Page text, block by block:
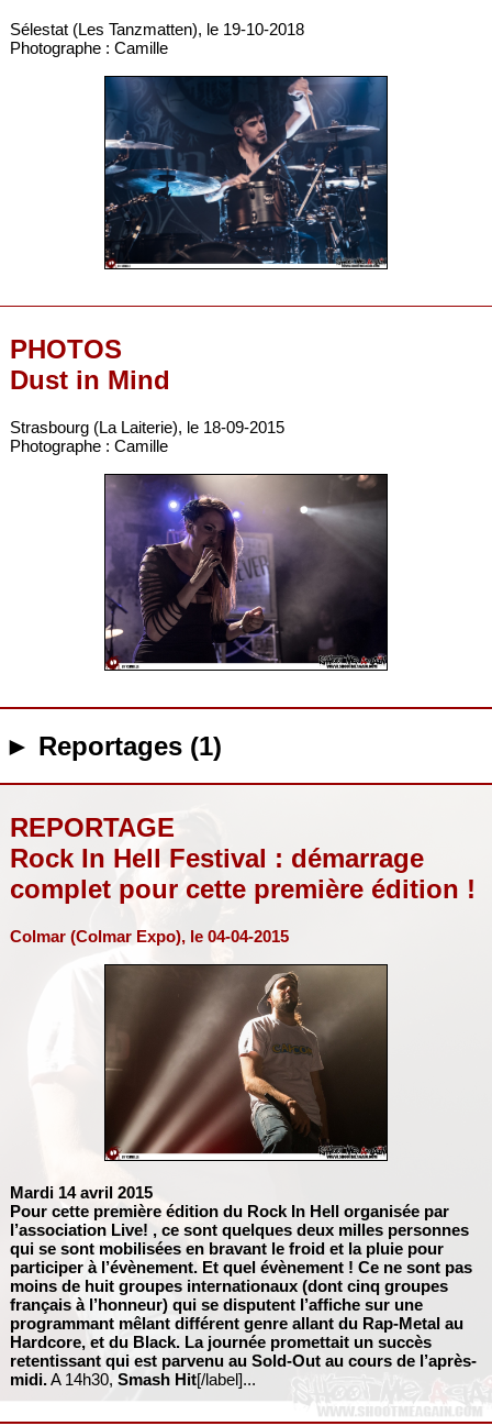
Sélestat (Les Tanzmatten), le 19-10-2018
Photographe : Camille
PHOTOS
Dust in Mind
Strasbourg (La Laiterie), le 18-09-2015
Photographe : Camille
► Reportages (1)
REPORTAGE
Rock In Hell Festival : démarrage
complet pour cette première édition !
Colmar (Colmar Expo), le 04-04-2015
Mardi 14 avril 2015
Pour cette première édition du Rock In Hell organisée par
l’association Live! , ce sont quelques deux milles personnes
qui se sont mobilisées en bravant le froid et la pluie pour
participer à l’évènement. Et quel évènement ! Ce ne sont pas
moins de huit groupes internationaux (dont cinq groupes
français à l’honneur) qui se disputent l’affiche sur une
programmant mêlant différent genre allant du Rap-Metal au
Hardcore, et du Black. La journée promettait un succès
retentissant qui est parvenu au Sold-Out au cours de l’après-
midi.A 14h30, Smash Hit[/label]...